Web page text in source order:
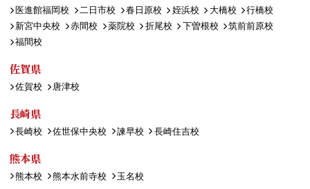
医進館福岡校
二日市校 春日原校 姪浜校 大橋校
行橋校
新宮中央校
赤間校 薬院校 折尾校 下曽根校
筑前前原校
福間校
佐賀県
佐賀校 唐津校
長崎県
長崎校 佐世保中央校 諫早校 長崎住吉校
熊本県
熊本校 熊本水前寺校 玉名校